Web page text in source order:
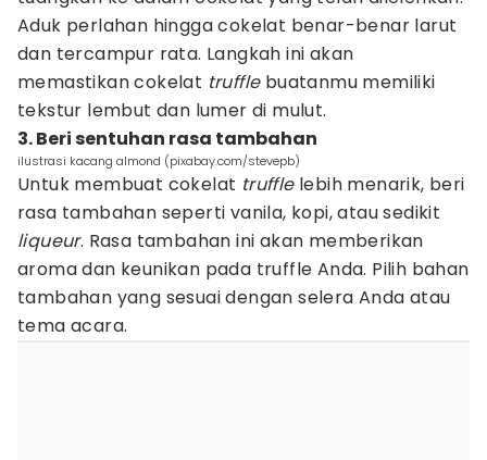
Aduk perlahan hingga cokelat benar-benar larut
dan tercampur rata. Langkah ini akan
memastikan cokelat trufflebuatanmu memiliki
tekstur lembut dan lumer di mulut.
3. Beri sentuhan rasa tambahan
ilustrasi kacang almond (pixabay.com/stevepb)
Untuk membuat cokelat trufflelebih menarik, beri
rasa tambahan seperti vanila, kopi, atau sedikit
liqueur. Rasa tambahan ini akan memberikan
aroma dan keunikan pada truffle Anda. Pilih bahan
tambahan yang sesuai dengan selera Anda atau
tema acara.